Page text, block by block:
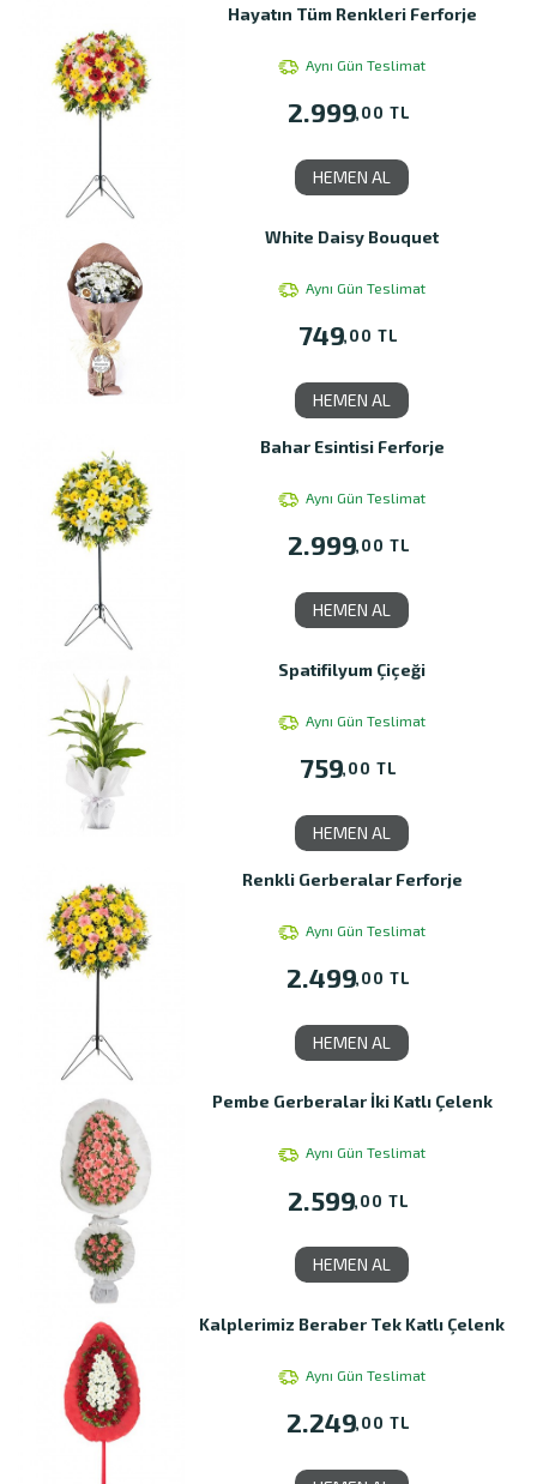
Hayatın Tüm Renkleri Ferforje
Aynı Gün Teslimat
2.999,00 TL
HEMEN AL
White Daisy Bouquet
Aynı Gün Teslimat
749,00 TL
HEMEN AL
Bahar Esintisi Ferforje
Aynı Gün Teslimat
2.999,00 TL
HEMEN AL
Spatifilyum Çiçeği
Aynı Gün Teslimat
759,00 TL
HEMEN AL
Renkli Gerberalar Ferforje
Aynı Gün Teslimat
2.499,00 TL
HEMEN AL
Pembe Gerberalar İki Katlı Çelenk
Aynı Gün Teslimat
2.599,00 TL
HEMEN AL
Kalplerimiz Beraber Tek Katlı Çelenk
Aynı Gün Teslimat
2.249,00 TL